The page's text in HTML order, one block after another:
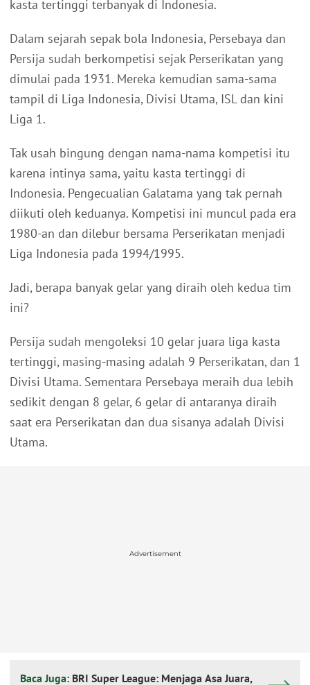
kasta tertinggi terbanyak di Indonesia.
Dalam sejarah sepak bola Indonesia, Persebaya dan
Persija sudah berkompetisi sejak Perserikatan yang
dimulai pada 1931. Mereka kemudian sama-sama
tampil di Liga Indonesia, Divisi Utama, ISL dan kini
Liga 1.
Tak usah bingung dengan nama-nama kompetisi itu
karena intinya sama, yaitu kasta tertinggi di
Indonesia. Pengecualian Galatama yang tak pernah
diikuti oleh keduanya. Kompetisi ini muncul pada era
1980-an dan dilebur bersama Perserikatan menjadi
Liga Indonesia pada 1994/1995.
Jadi, berapa banyak gelar yang diraih oleh kedua tim
ini?
Persija sudah mengoleksi 10 gelar juara liga kasta
tertinggi, masing-masing adalah 9 Perserikatan, dan 1
Divisi Utama. Sementara Persebaya meraih dua lebih
sedikit dengan 8 gelar, 6 gelar di antaranya diraih
saat era Perserikatan dan dua sisanya adalah Divisi
Utama.
Advertisement
Baca Juga: BRI Super League: Menjaga Asa Juara,